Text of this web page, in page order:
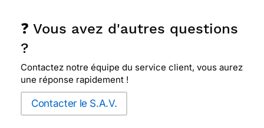
❓ Vous avez d'autres questions
?
Contactez notre équipe du service client, vous aurez
une réponse rapidement !
Contacter le S.A.V.